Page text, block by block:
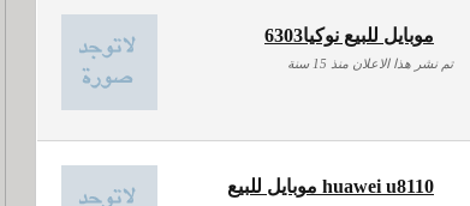
موبايل للبيع نوكيا6303
تم نشر هذا الاعلان منذ 15 سنة
موبايل للبيع huawei u8110